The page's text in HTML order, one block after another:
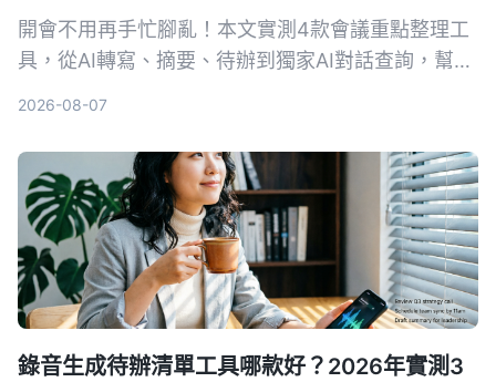
開會不用再手忙腳亂！本文實測4款會議重點整理工
具，從AI轉寫、摘要、待辦到獨家AI對話查詢，幫你
2026-08-07
錄音生成待辦清單工具哪款好？2026年實測3